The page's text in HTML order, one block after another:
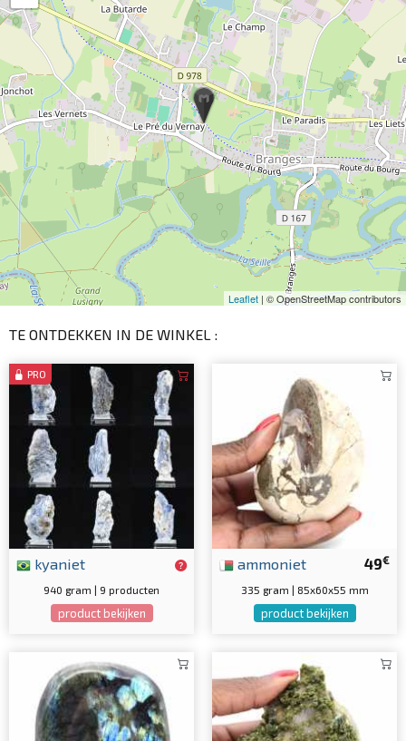
Leaflet | © OpenStreetMap contributors
TE ONTDEKKEN IN DE WINKEL :
PRO
kyaniet
940 gram | 9 producten
product bekijken
49€
ammoniet
335 gram | 85x60x55 mm
product bekijken